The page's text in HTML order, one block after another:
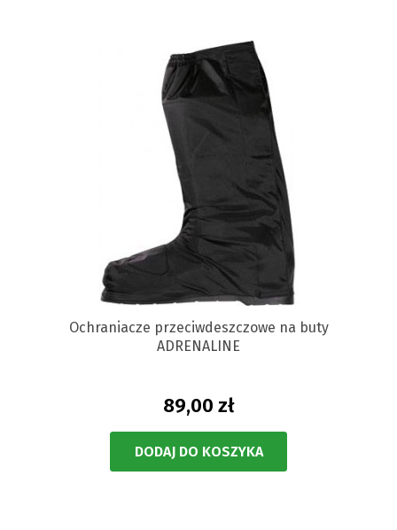
Ochraniacze przeciwdeszczowe na buty
ADRENALINE
89,00 zł
DODAJ DO KOSZYKA